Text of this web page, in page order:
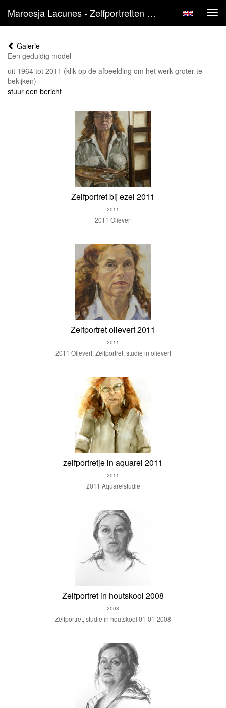
Maroesja Lacunes - Zelfportretten Van 1964 Tot Nu
Galerie
Een geduldig model
uit 1964 tot 2011 (klik op de afbeelding om het werk groter te
bekijken)
stuur een bericht
Zelfportret bij ezel 2011
2011
2011 Olieverf
Zelfportret olieverf 2011
2011
2011 Olieverf. Zelfportret, studie in olieverf
zelfportretje in aquarel 2011
2011
2011 Aquarelstudie
Zelfportret in houtskool 2008
2008
Zelfportret, studie in houtskool 01-01-2008